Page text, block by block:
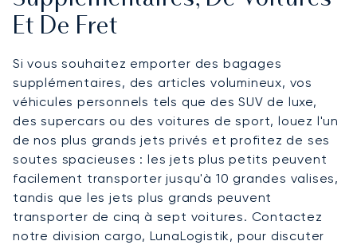
Et De Fret
Si vous souhaitez emporter des bagages
supplémentaires, des articles volumineux, vos
véhicules personnels tels que des SUV de luxe,
des supercars ou des voitures de sport, louez l'un
de nos plus grands jets privés et profitez de ses
soutes spacieuses : les jets plus petits peuvent
facilement transporter jusqu'à 10 grandes valises,
tandis que les jets plus grands peuvent
transporter de cinq à sept voitures. Contactez
notre division cargo, LunaLogistik, pour discuter